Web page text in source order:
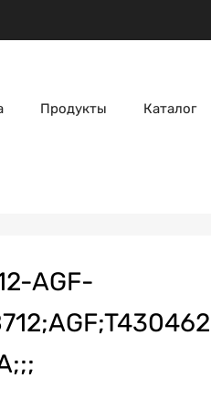
Продукты Каталог
AGF-